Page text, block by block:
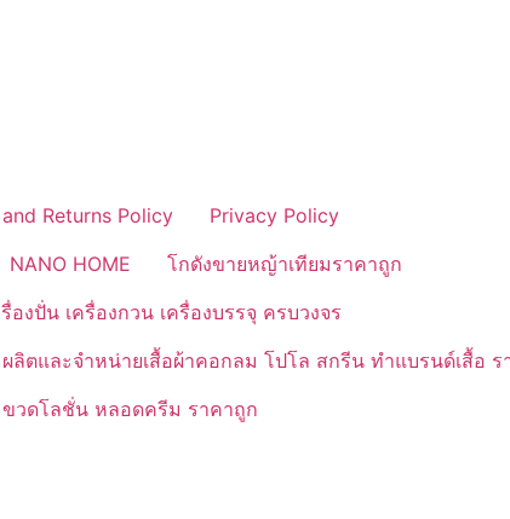
Returns Policy
Privacy Policy
NANO HOME
โกดังขายหญ้าเทียมราคาถูก
ปั่น เครื่องกวน เครื่องบรรจุ ครบวงจร
ลิตและจำหน่ายเสื้อผ้าคอกลม โปโล สกรีน ทำแบรนด์เสื้อ ร
วดโลชั่น หลอดครีม ราคาถูก